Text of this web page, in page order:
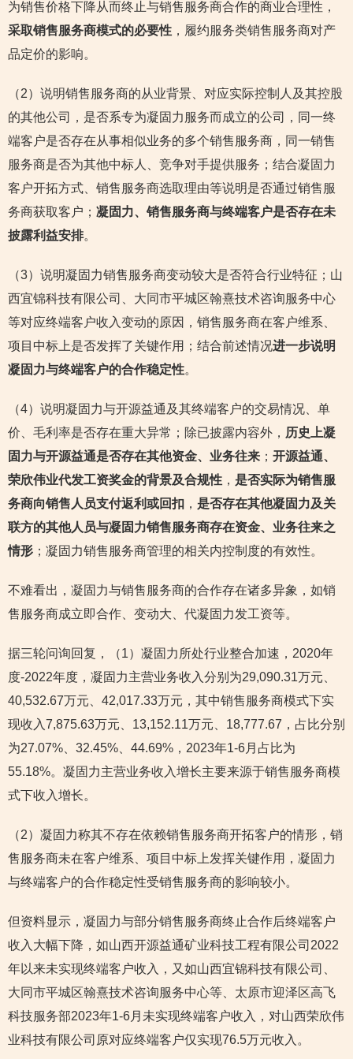
为销售价格下降从而终止与销售服务商合作的商业合理性，
采取销售服务商模式的必要性 ，履约服务类销售服务商对产
品定价的影响。
（2）说明销售服务商的从业背景、对应实际控制人及其控股
的其他公司，是否系专为凝固力服务而成立的公司，同一终
端客户是否存在从事相似业务的多个销售服务商，同一销售
服务商是否为其他中标人、竞争对手提供服务；结合凝固力
客户开拓方式、销售服务商选取理由等说明是否通过销售服
务商获取客户； 凝固力、销售服务商与终端客户是否存在未
披露利益安排。
（3）说明凝固力销售服务商变动较大是否符合行业特征；山
西宜锦科技有限公司、大同市平城区翰熹技术咨询服务中心
等对应终端客户收入变动的原因，销售服务商在客户维系、
项目中标上是否发挥了关键作用；结合前述情况进一步说明
凝固力与终端客户的合作稳定性。
（4）说明凝固力与开源益通及其终端客户的交易情况、单
价、毛利率是否存在重大异常；除已披露内容外， 历史上凝
固力与开源益通是否存在其他资金、业务往来 ； 开源益通、
荣欣伟业代发工资奖金的背景及合规性 ， 是否实际为销售服
务商向销售人员支付返利或回扣 ， 是否存在其他凝固力及关
联方的其他人员与凝固力销售服务商存在资金、业务往来之
情形 ；凝固力销售服务商管理的相关内控制度的有效性。
不难看出，凝固力与销售服务商的合作存在诸多异象，如销
售服务商成立即合作、变动大、代凝固力发工资等。
据三轮问询回复，（1）凝固力所处行业整合加速，2020年
度-2022年度，凝固力主营业务收入分别为29,090.31万元、
40,532.67万元、42,017.33万元，其中销售服务商模式下实
现收入7,875.63万元、13,152.11万元、18,777.67，占比分别
为27.07%、32.45%、44.69%，2023年1-6月占比为
55.18%。凝固力主营业务收入增长主要来源于销售服务商模
式下收入增长。
（2）凝固力称其不存在依赖销售服务商开拓客户的情形，销
售服务商未在客户维系、项目中标上发挥关键作用，凝固力
与终端客户的合作稳定性受销售服务商的影响较小。
但资料显示，凝固力与部分销售服务商终止合作后终端客户
收入大幅下降，如山西开源益通矿业科技工程有限公司2022
年以来未实现终端客户收入，又如山西宜锦科技有限公司、
大同市平城区翰熹技术咨询服务中心等、太原市迎泽区高飞
科技服务部2023年1-6月未实现终端客户收入，对山西荣欣伟
业科技有限公司原对应终端客户仅实现76.5万元收入。